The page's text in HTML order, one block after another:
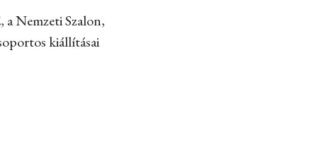
Nemzeti Szalon,
kiállításai